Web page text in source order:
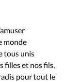
monde
tous unis
filles et nos fils,
pour tout le